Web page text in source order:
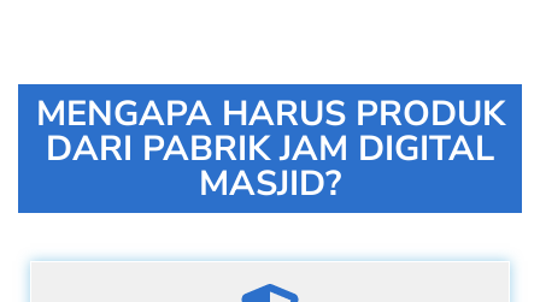
MENGAPA HARUS PRODUK
DARI PABRIK JAM DIGITAL
MASJID?